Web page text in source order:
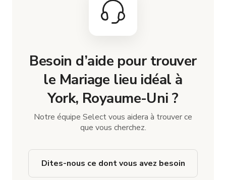
Besoin d’aide pour trouver
le Mariage lieu idéal à
York, Royaume-Uni ?
Notre équipe Select vous aidera à trouver ce
que vous cherchez.
Dites-nous ce dont vous avez besoin